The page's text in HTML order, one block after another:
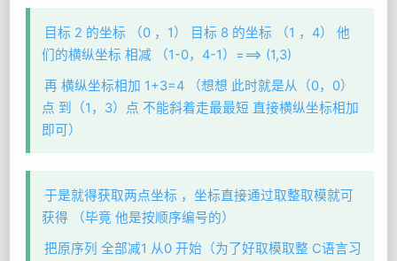
目标 2 的坐标 （0 ，1） 目标 8 的坐标 （1 ，4） 他
们的横纵坐标 相减 （1-0，4-1）===> (1,3)
再 横纵坐标相加 1+3=4 （想想 此时就是从（0，0）
点 到（1，3）点 不能斜着走最最短 直接横纵坐标相加
即可）
于是就得获取两点坐标 ，坐标直接通过取整取模就可
获得 （毕竟 他是按顺序编号的）
把原序列 全部减1 从0 开始（为了好取模取整 C语言习